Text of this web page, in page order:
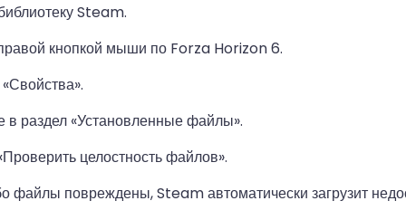
Steam.
кнопкой мыши по Forza Horizon 6.
в раздел «Установленные файлы».
целостность файлов».
файлы повреждены, Steam автоматически загрузит